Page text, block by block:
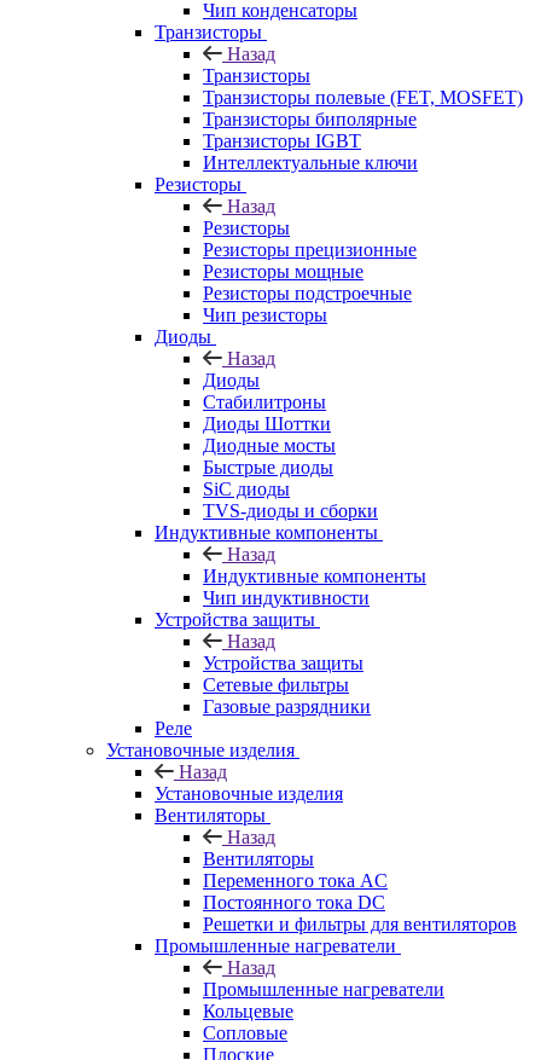
Чип конденсаторы
Транзисторы
Назад
Транзисторы
Транзисторы полевые (FET, MOSFET)
Транзисторы биполярные
Транзисторы IGBT
Интеллектуальные ключи
Резисторы
Назад
Резисторы
Резисторы прецизионные
Резисторы мощные
Резисторы подстроечные
Чип резисторы
Диоды
Назад
Диоды
Стабилитроны
Диоды Шоттки
Диодные мосты
Быстрые диоды
SiC диоды
TVS-диоды и сборки
Индуктивные компоненты
Назад
Индуктивные компоненты
Чип индуктивности
Устройства защиты
Назад
Устройства защиты
Сетевые фильтры
Газовые разрядники
Реле
Установочные изделия
Назад
Установочные изделия
Вентиляторы
Назад
Вентиляторы
Переменного тока AC
Постоянного тока DC
Решетки и фильтры для вентиляторов
Промышленные нагреватели
Назад
Промышленные нагреватели
Кольцевые
Сопловые
Плоские